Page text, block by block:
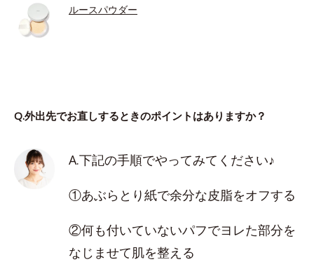
ルースパウダー
Q.外出先でお直しするときのポイントはありますか？
A.下記の手順でやってみてください♪
①あぶらとり紙で余分な皮脂をオフする
②何も付いていないパフでヨレた部分を
なじませて肌を整える